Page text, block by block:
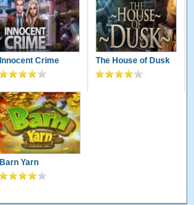
Innocent Crime The House of Dusk
Barn Yarn